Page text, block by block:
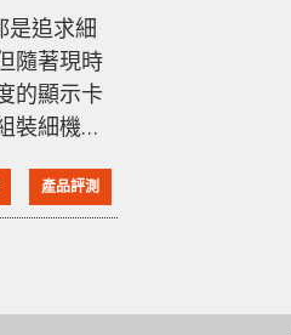
是追求細
隨著現時
的顯示卡
裝細機。
高階處理
家的不同
產品評測